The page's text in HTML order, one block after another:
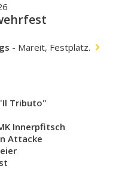
- Mareit, Festplatz.
Tributo"
Innerpfitsch
Attacke